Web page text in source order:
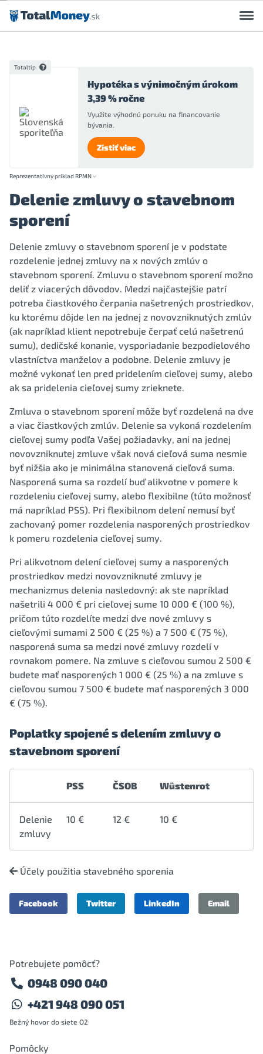
Preskočiť na obsah
Totaltip
Hypotéka s výnimočným úrokom
3,39 % ročne
Využite výhodnú ponuku na financovanie
bývania.
Zistiť viac
Reprezentatívny príklad RPMN
Delenie zmluvy o stavebnom
sporení
Delenie zmluvy o stavebnom sporení je v podstate
rozdelenie jednej zmluvy na x nových zmlúv o
stavebnom sporení. Zmluvu o stavebnom sporení možno
deliť z viacerých dôvodov. Medzi najčastejšie patrí
potreba čiastkového čerpania našetrených prostriedkov,
ku ktorému dôjde len na jednej z novovzniknutých zmlúv
(ak napríklad klient nepotrebuje čerpať celú našetrenú
sumu), dedičské konanie, vysporiadanie bezpodielového
vlastníctva manželov a podobne. Delenie zmluvy je
možné vykonať len pred pridelením cieľovej sumy, alebo
ak sa pridelenia cieľovej sumy zrieknete.
Zmluva o stavebnom sporení môže byť rozdelená na dve
a viac čiastkových zmlúv. Delenie sa vykoná rozdelením
cieľovej sumy podľa Vašej požiadavky, ani na jednej
novovzniknutej zmluve však nová cieľová suma nesmie
byť nižšia ako je minimálna stanovená cieľová suma.
Nasporená suma sa rozdelí buď alikvotne v pomere k
rozdeleniu cieľovej sumy, alebo flexibilne (túto možnosť
má napríklad PSS). Pri flexibilnom delení nemusí byť
zachovaný pomer rozdelenia nasporených prostriedkov
k pomeru rozdelenia cieľovej sumy.
Pri alikvotnom delení cieľovej sumy a nasporených
prostriedkov medzi novovzniknuté zmluvy je
mechanizmus delenia nasledovný: ak ste napríklad
našetrili 4 000 € pri cieľovej sume 10 000 € (100 %),
pričom túto rozdelíte medzi dve nové zmluvy s
cieľovými sumami 2 500 € (25 %) a 7 500 € (75 %),
nasporená suma sa medzi nové zmluvy rozdelí v
rovnakom pomere. Na zmluve s cieľovou sumou 2 500 €
budete mať nasporených 1 000 € (25 %) a na zmluve s
cieľovou sumou 7 500 € budete mať nasporených 3 000
€ (75 %).
Poplatky spojené s delením zmluvy o
stavebnom sporení
PSS ČSOB Wüstenrot
Delenie
zmluvy
10 € 12 € 10 €
Účely použitia stavebného sporenia
Facebook Twitter LinkedIn Email
Potrebujete pomôcť?
0948 090 040
+421 948 090 051
Bežný hovor do siete O2
Pomôcky